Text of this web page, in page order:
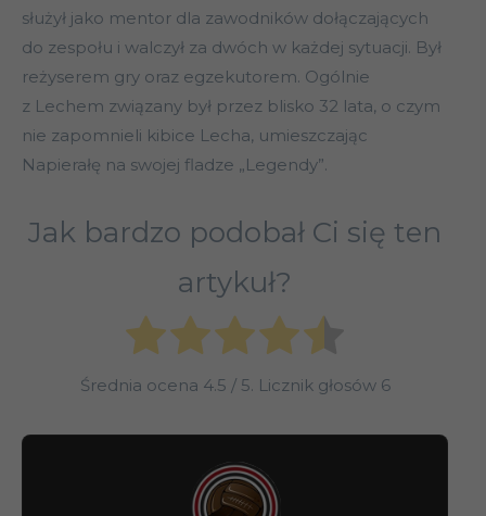
służył jako mentor dla zawodników dołączających
do zespołu i walczył za dwóch w każdej sytuacji. Był
reżyserem gry oraz egzekutorem. Ogólnie
z Lechem związany był przez blisko 32 lata, o czym
nie zapomnieli kibice Lecha, umieszczając
Napierałę na swojej fladze „Legendy”.
Jak bardzo podobał Ci się ten
artykuł?
Średnia ocena 4.5 / 5. Licznik głosów 6